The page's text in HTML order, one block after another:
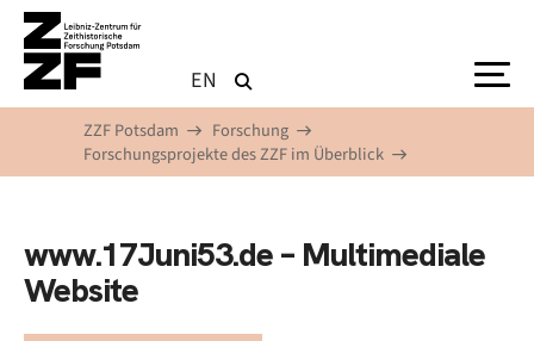
Direkt zum Inhalt
EN
ZZF Potsdam
Forschung
Forschungsprojekte des ZZF im Überblick
www.17Juni53.de – Multimediale
Website